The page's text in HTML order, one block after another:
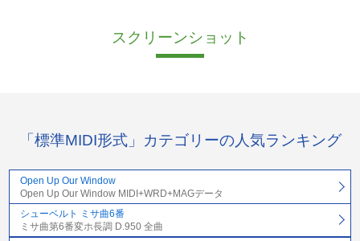
スクリーンショット
「標準MIDI形式」カテゴリーの人気ランキング
Open Up Our Window
Open Up Our Window MIDI+WRD+MAGデータ
シューベルト ミサ曲6番
ミサ曲第6番変ホ長調 D.950 全曲